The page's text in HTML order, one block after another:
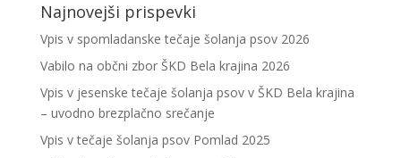
Najnovejši prispevki
Vpis v spomladanske tečaje šolanja psov 2026
Vabilo na občni zbor ŠKD Bela krajina 2026
Vpis v jesenske tečaje šolanja psov v ŠKD Bela krajina
– uvodno brezplačno srečanje
Vpis v tečaje šolanja psov Pomlad 2025